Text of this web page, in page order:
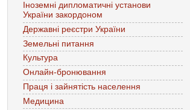
Іноземні дипломатичні установи
України закордоном
Державні реєстри України
Земельні питання
Культура
Онлайн-бронювання
Праця і зайнятість населення
Медицина